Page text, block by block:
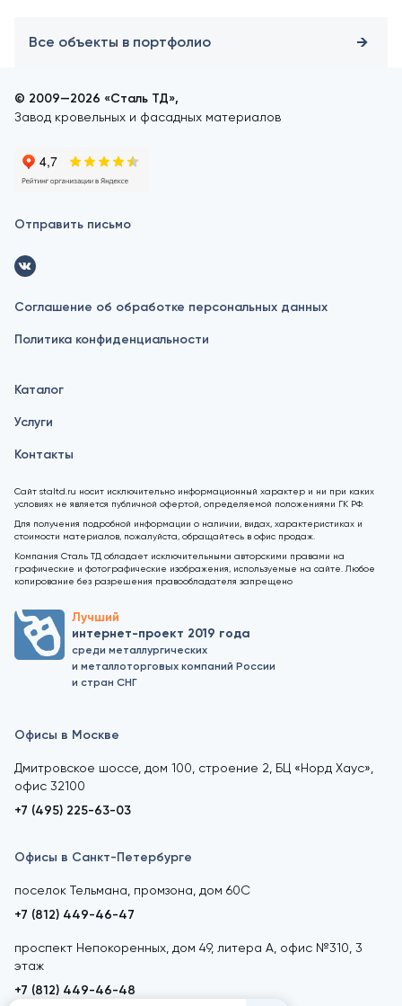
Все объекты в портфолио
© 2009—2026 «Сталь ТД»,
Завод кровельных и фасадных материалов
Отправить письмо
Соглашение об обработке персональных данных
Политика конфиденциальности
Каталог
Услуги
Контакты
Сайт staltd.ru носит исключительно информационный характер и ни при каких
условиях не является публичной офертой, определяемой положениями ГК РФ.
Для получения подробной информации о наличии, видах, характеристиках и
стоимости материалов, пожалуйста, обращайтесь в офис продаж.
Компания Сталь ТД обладает исключительными авторскими правами на
графические и фотографические изображения, используемые на сайте. Любое
копирование без разрешения правообладателя запрещено
Лучший
интернет-проект 2019 года
среди металлургических
и металлоторговых компаний России
и стран СНГ
Офисы в Москве
Дмитровское шоссе, дом 100, строение 2, БЦ «Норд Хаус»,
офис 32100
+7 (495) 225-63-03
Офисы в Санкт-Петербурге
поселок Тельмана, промзона, дом 60С
+7 (812) 449-46-47
проспект Непокоренных, дом 49, литера А, офис №310, 3
этаж
+7 (812) 449-46-48